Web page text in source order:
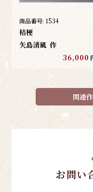
商品番号: 1534
桔梗
矢島清風 作
36,000
関連
お問い